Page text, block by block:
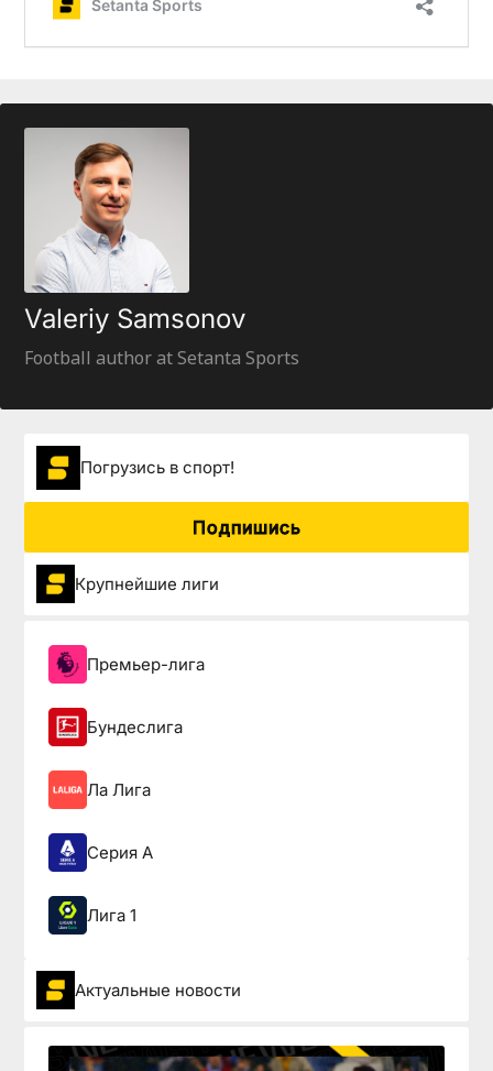
Valeriy Samsonov
Football author at Setanta Sports
Погрузиcь в спорт!
Подпишись
Крупнейшие лиги
Премьер-лига
Бундеслига
Ла Лига
Серия А
Лига 1
Актуальные новости